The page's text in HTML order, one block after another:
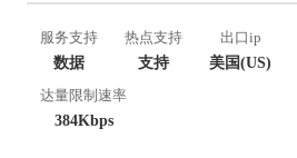
服务支持
数据
热点支持
支持
出口ip
美国(US)
达量限制速率
384Kbps